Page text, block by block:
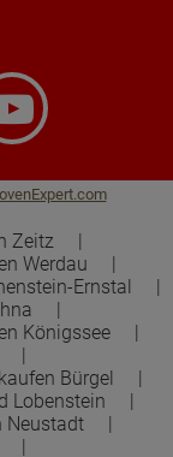
Zeitz
Werdau
Ernstal
Königssee
Bürgel
Lobenstein
Neustadt